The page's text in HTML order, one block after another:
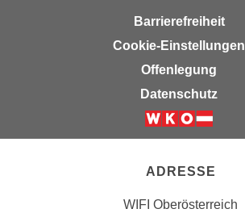
Barrierefreiheit
Cookie-Einstellungen
Offenlegung
Datenschutz
ADRESSE
WIFI Oberösterreich